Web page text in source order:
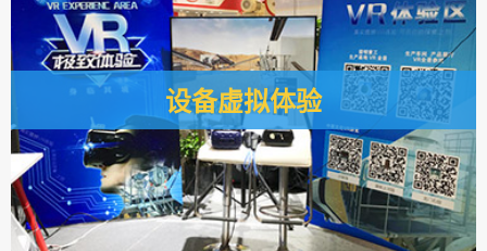
设备虚拟体验
为了帮助您更好地了解公司产品，黎明重工特设立虚拟体验专
区，戴上VR眼镜即可模拟设备操作，了解产品效果，感受黎明
制造的科技魅力。